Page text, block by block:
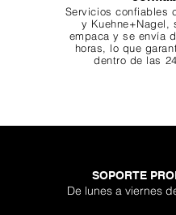
Servicios confiables
y Kuehne+Nagel,
empaca y se envía
horas, lo que
dentro de las
SOPORTE
De lunes a viernes